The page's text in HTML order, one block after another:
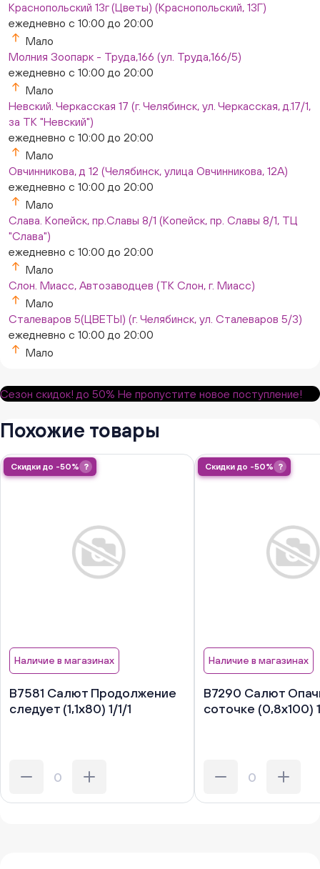
Краснопольский 13г (Цветы) (Краснопольский, 13Г)
ежедневно с 10:00 до 20:00
Мало
Молния Зоопарк - Труда,166 (ул. Труда,166/5)
ежедневно с 10:00 до 20:00
Мало
Невский. Черкасская 17 (г. Челябинск, ул. Черкасская, д.17/1,
за ТК "Невский")
ежедневно с 10:00 до 20:00
Мало
Овчинникова, д 12 (Челябинск, улица Овчинникова, 12А)
ежедневно с 10:00 до 20:00
Мало
Слава. Копейск, пр.Славы 8/1 (Копейск, пр. Славы 8/1, ТЦ
"Слава")
ежедневно с 10:00 до 20:00
Мало
Слон. Миасс, Автозаводцев (ТК Слон, г. Миасс)
Мало
Сталеваров 5(ЦВЕТЫ) (г. Челябинск, ул. Сталеваров 5/3)
ежедневно с 10:00 до 20:00
Мало
Сезон скидок! до 50% Не пропустите новое поступление!
Похожие товары
Скидки до -50% ?
Наличие в магазинах
В7581 Салют Продолжение
следует (1,1х80) 1/1/1
Скидки до -50% ?
Наличие в магазинах
В7290 Салют
соточке (0,8х100)